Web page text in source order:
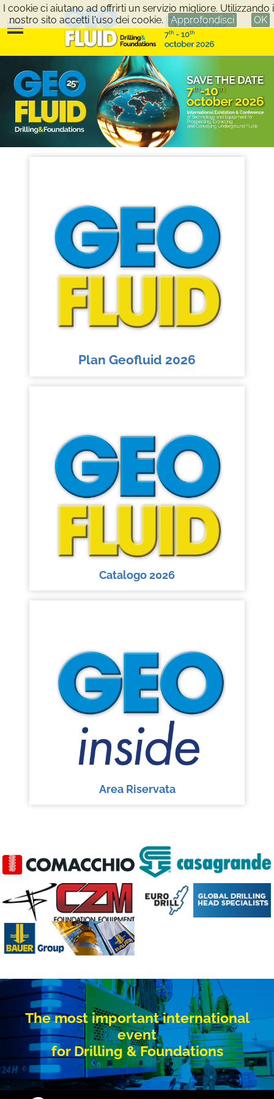
Plan Geofluid 2026
Catalogo 2026
Area Riservata
The most important international
event
for Drilling & Foundations
I cookie ci aiutano ad offrirti un servizio migliore. Utilizzando
nostro sito accetti l'uso dei cookie.
Approfondisci OK